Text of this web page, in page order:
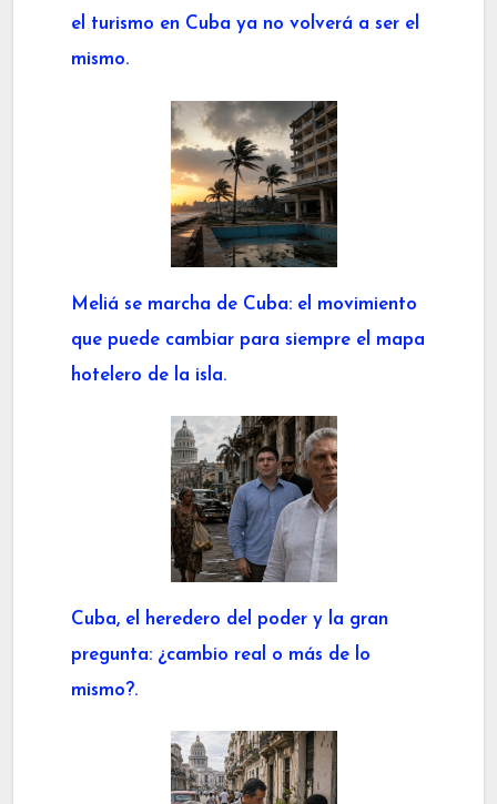
el turismo en Cuba ya no volverá a ser el
mismo.
Meliá se marcha de Cuba: el movimiento
que puede cambiar para siempre el mapa
hotelero de la isla.
Cuba, el heredero del poder y la gran
pregunta: ¿cambio real o más de lo
mismo?.